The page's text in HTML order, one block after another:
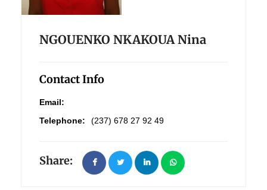
NGOUENKO NKAKOUA Nina
Contact Info
Email:
Telephone:
(237) 678 27 92 49
Share: